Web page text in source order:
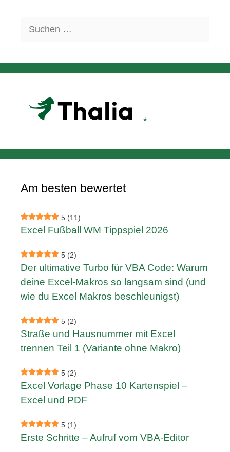
Suchen
Am besten bewertet
5 (11)
Excel Fußball WM Tippspiel 2026
5 (2)
Der ultimative Turbo für VBA Code: Warum
deine Excel-Makros so langsam sind (und
wie du Excel Makros beschleunigst)
5 (2)
Straße und Hausnummer mit Excel
trennen Teil 1 (Variante ohne Makro)
5 (2)
Excel Vorlage Phase 10 Kartenspiel –
Excel und PDF
5 (1)
Erste Schritte – Aufruf vom VBA-Editor